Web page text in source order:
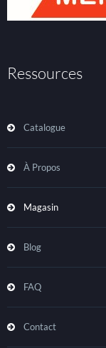
Ressources
Catalogue
À Propos
Magasin
Blog
FAQ
Contact